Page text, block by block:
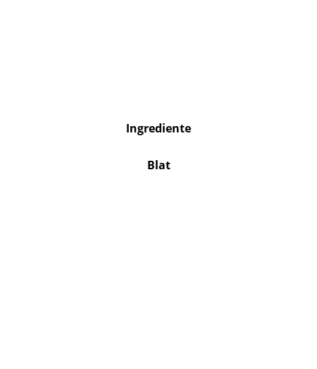
Ingrediente
Blat